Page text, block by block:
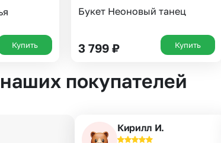
Купить
Букет Неоновый танец
3 799 ₽ Купить
покупателей
Кирилл И.